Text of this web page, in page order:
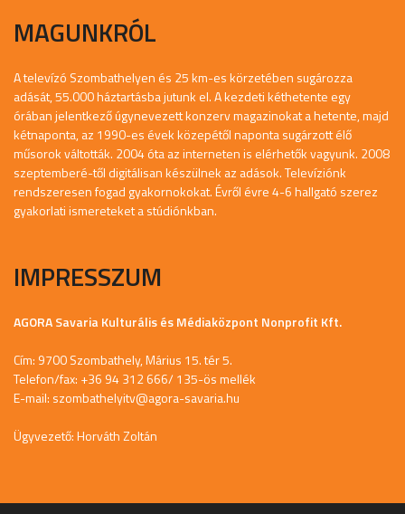
MAGUNKRÓL
A televízó Szombathelyen és 25 km-es körzetében sugározza
adását, 55.000 háztartásba jutunk el. A kezdeti kéthetente egy
órában jelentkező úgynevezett konzerv magazinokat a hetente, majd
kétnaponta, az 1990-es évek közepétől naponta sugárzott élő
műsorok váltották. 2004 óta az interneten is elérhetők vagyunk. 2008
szeptemberé-től digitálisan készülnek az adások. Televíziónk
rendszeresen fogad gyakornokokat. Évről évre 4-6 hallgató szerez
gyakorlati ismereteket a stúdiónkban.
IMPRESSZUM
AGORA Savaria Kulturális és Médiaközpont Nonprofit Kft.
Cím: 9700 Szombathely, Márius 15. tér 5.
Telefon/fax: +36 94 312 666/ 135-ös mellék
E-mail: szombathelyitv@agora-savaria.hu
Ügyvezető: Horváth Zoltán